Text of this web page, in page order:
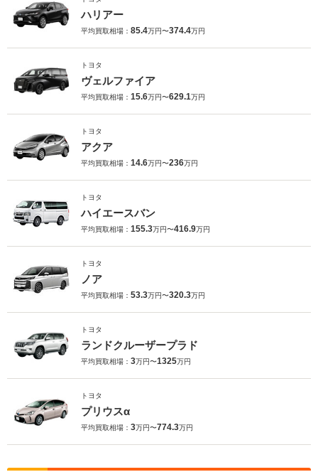
ハリアー
平均買取相場： 85.4万円〜374.4万円
トヨタ
ヴェルファイア
平均買取相場： 15.6万円〜629.1万円
トヨタ
アクア
平均買取相場： 14.6万円〜236万円
トヨタ
ハイエースバン
平均買取相場： 155.3万円〜416.9万円
トヨタ
ノア
平均買取相場： 53.3万円〜320.3万円
トヨタ
ランドクルーザープラド
平均買取相場： 3万円〜1325万円
トヨタ
プリウスα
平均買取相場： 3万円〜774.3万円